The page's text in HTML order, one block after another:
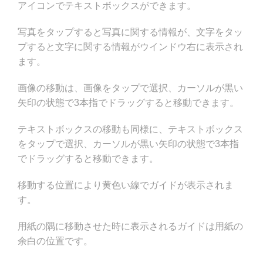
アイコンでテキストボックスができます。
写真をタップすると写真に関する情報が、文字をタッ
プすると文字に関する情報がウインドウ右に表示され
ます。
画像の移動は、画像をタップで選択、カーソルが黒い
矢印の状態で3本指でドラッグすると移動できます。
テキストボックスの移動も同様に、テキストボックス
をタップで選択、カーソルが黒い矢印の状態で3本指
でドラッグすると移動できます。
移動する位置により黄色い線でガイドが表示されま
す。
用紙の隅に移動させた時に表示されるガイドは用紙の
余白の位置です。